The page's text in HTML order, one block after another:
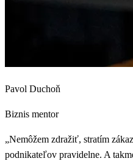
Pavol Duchoň
Biznis mentor
„Nemôžem zdražiť, stratím
podnikateľov pravidelne. A